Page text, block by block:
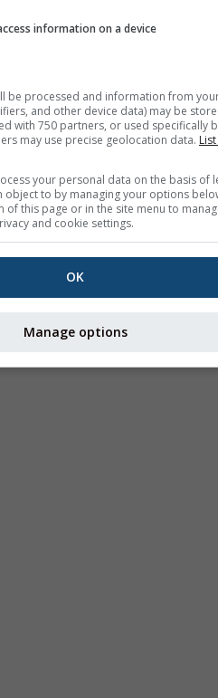
Thermals
Cross-section
information on a device
be processed and information from
and other device data) may be
with 750 partners, or used specifically
may use precise geolocation data.
your personal data on the basis of
object to by managing your options
of this page or in the site menu to
and cookie settings.
OK
Manage options